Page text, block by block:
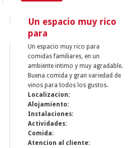
Un espacio muy rico
para
Un espacio muy rico para
comidas familiares, en un
ambiente intimo y muy agradable.
Buena comida y gran variedad de
vinos para todos los gustos.
Localizacion:
Alojamiento:
Instalaciones:
Actividades:
Comida:
Atencion al cliente: